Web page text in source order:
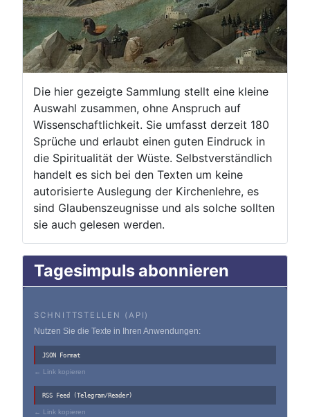
Die hier gezeigte Sammlung stellt eine kleine
Auswahl zusammen, ohne Anspruch auf
Wissenschaftlichkeit. Sie umfasst derzeit 180
Sprüche und erlaubt einen guten Eindruck in
die Spiritualität der Wüste. Selbstverständlich
handelt es sich bei den Texten um keine
autorisierte Auslegung der Kirchenlehre, es
sind Glaubenszeugnisse und als solche sollten
sie auch gelesen werden.
Tagesimpuls abonnieren
SCHNITTSTELLEN (API)
Nutzen Sie die Texte in Ihren Anwendungen:
JSON Format
← Link kopieren
RSS Feed (Telegram/Reader)
← Link kopieren